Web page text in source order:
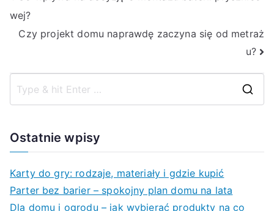
wpisu
wej?
Czy projekt domu naprawdę zaczyna się od metraż
u?
Ostatnie wpisy
Karty do gry: rodzaje, materiały i gdzie kupić
Parter bez barier – spokojny plan domu na lata
Dla domu i ogrodu – jak wybierać produkty na co